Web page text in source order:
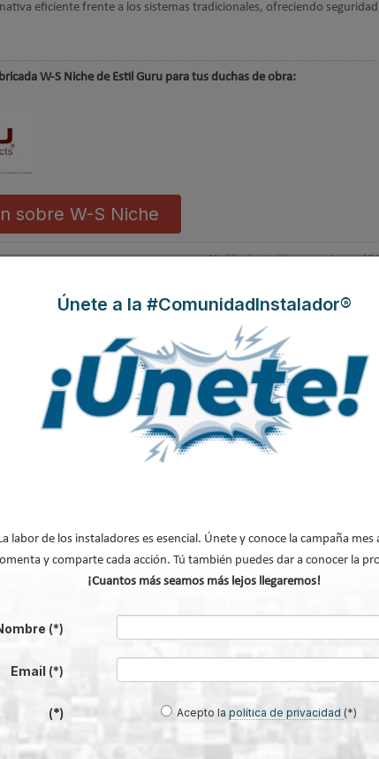
eficiente frente a los sistemas tradicionales, ofreciendo
W-S Niche de Estil Guru para tus duchas de obra:
sobre W-S Niche
Modificado por última vez enJueves, 18
de impermeabilización
de ducha monomando extensibles de Clever
para impermeabilización líquida
del tiempo
en su nuevo catálogo
Únete a la #ComunidadInstalador®
labor de los instaladores es esencial. Únete y conoce la campaña mes
y comparte cada acción. Tú también puedes dar a conocer la
¡Cuantos más seamos más lejos llegaremos!
(*)
Email (*)
(*) Acepto lapolítica de privacidad (*)